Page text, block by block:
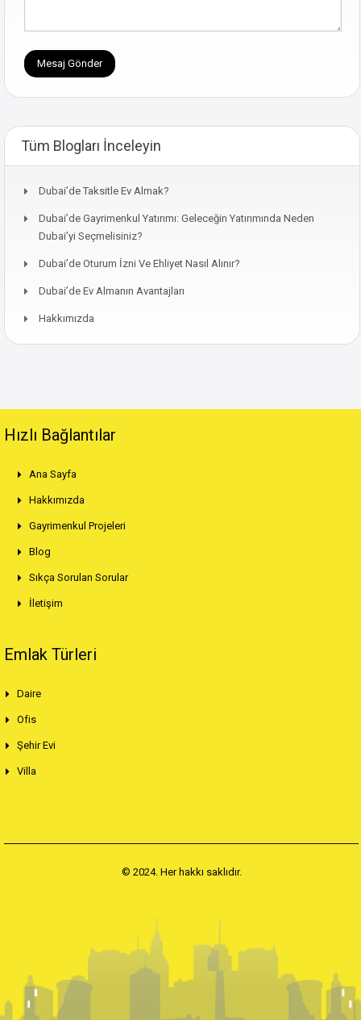
Tüm Blogları İnceleyin
Dubai’de Taksitle Ev Almak?
Dubai’de Gayrimenkul Yatırımı: Geleceğin Yatırımında Neden
Dubai’yi Seçmelisiniz?
Dubai’de Oturum İzni Ve Ehliyet Nasıl Alınır?
Dubai’de Ev Almanın Avantajları
Hakkımızda
Hızlı Bağlantılar
Ana Sayfa
Hakkımızda
Gayrimenkul Projeleri
Blog
Sıkça Sorulan Sorular
İletişim
Emlak Türleri
Daire
Ofis
Şehir Evi
Villa
© 2024. Her hakkı saklıdır.